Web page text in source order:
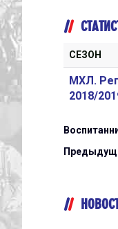
СЕЗОН
МХЛ.
2018/